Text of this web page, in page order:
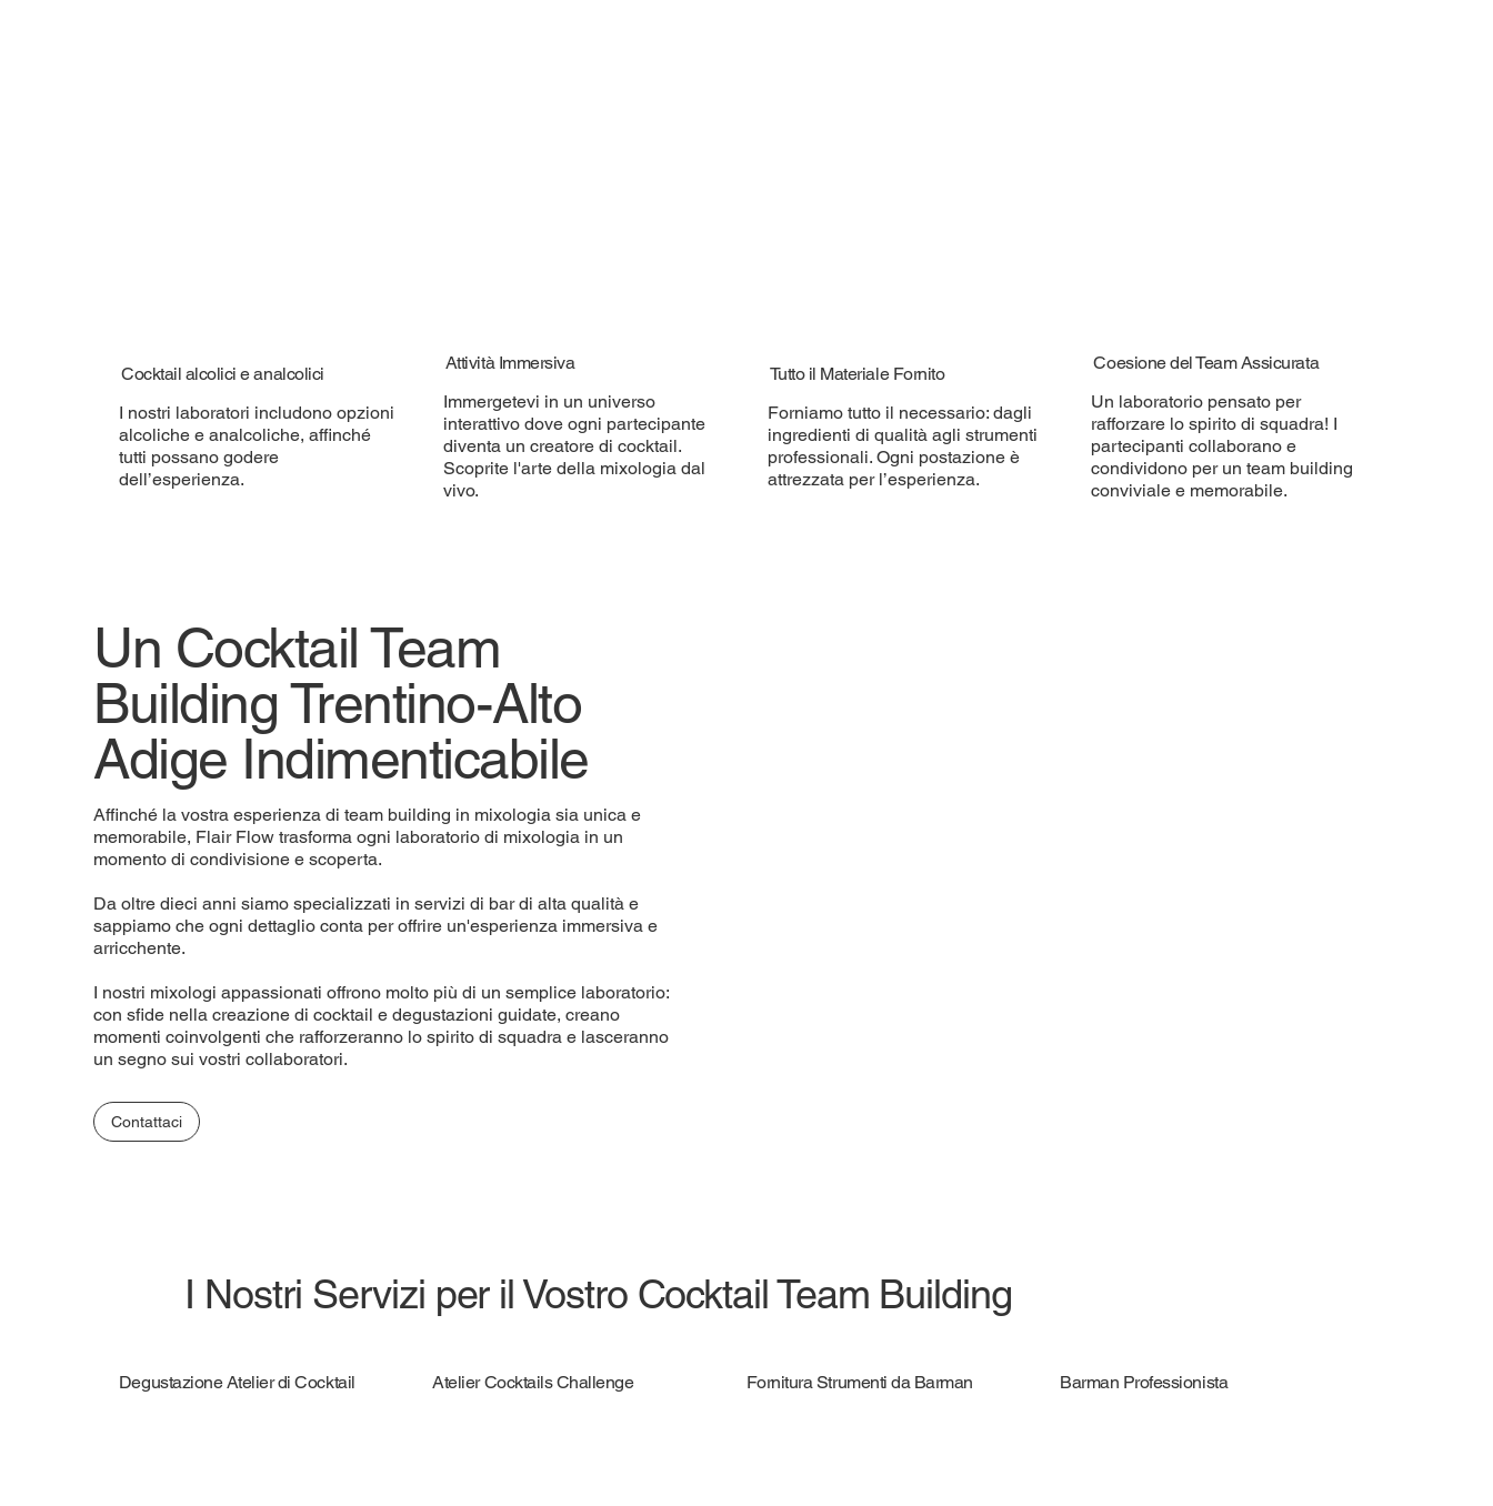
Cocktail alcolici e analcolici
I nostri laboratori includono opzioni
alcoliche e analcoliche, affinché
tutti possano godere
dell’esperienza.
Attività Immersiva
Immergetevi in un universo
interattivo dove ogni partecipante
diventa un creatore di cocktail.
Scoprite l'arte della mixologia dal
vivo.
Tutto il Materiale Fornito
Forniamo tutto il necessario: dagli
ingredienti di qualità agli strumenti
professionali. Ogni postazione è
attrezzata per l’esperienza.
Coesione del Team Assicurata
Un laboratorio pensato per
rafforzare lo spirito di squadra! I
partecipanti collaborano e
condividono per un team building
conviviale e memorabile.
Un Cocktail Team
Building Trentino-Alto
Adige Indimenticabile
Affinché la vostra esperienza di team building in mixologia sia unica e
memorabile, Flair Flow trasforma ogni laboratorio di mixologia in un
momento di condivisione e scoperta.
Da oltre dieci anni siamo specializzati in servizi di bar di alta qualità e
sappiamo che ogni dettaglio conta per offrire un'esperienza immersiva e
arricchente.
I nostri mixologi appassionati offrono molto più di un semplice laboratorio:
con sfide nella creazione di cocktail e degustazioni guidate, creano
momenti coinvolgenti che rafforzeranno lo spirito di squadra e lasceranno
un segno sui vostri collaboratori.
Contattaci
I Nostri Servizi per il Vostro Cocktail Team Building
Degustazione Atelier di Cocktail Atelier Cocktails Challenge Fornitura Strumenti da Barman Barman Professionista